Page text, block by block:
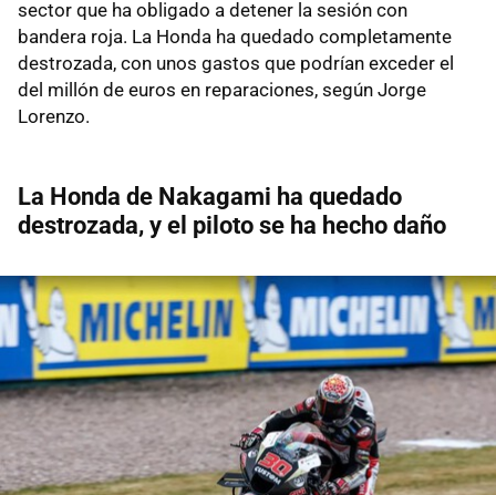
sector que ha obligado a detener la sesión con
bandera roja. La Honda ha quedado completamente
destrozada, con unos gastos que podrían exceder el
del millón de euros en reparaciones, según Jorge
Lorenzo.
La Honda de Nakagami ha quedado
destrozada, y el piloto se ha hecho daño